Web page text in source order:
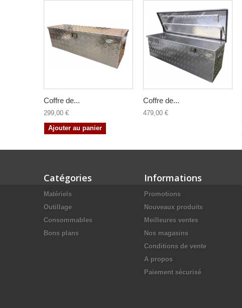
Coffre de...
299,00 €
Ajouter au panier
Coffre de...
479,00 €
Catégories
Matériels
Outillage
Consommables
Bons plans
Informations
Promotions
Nouveaux produits
Meilleures ventes
Nos magasins
Conditions de vente
A propos
Paiement sécurisé